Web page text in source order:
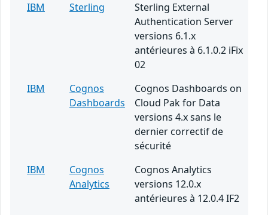
IBM
Sterling
Sterling External
Authentication Server
versions 6.1.x
antérieures à 6.1.0.2 iFix
02
IBM
Cognos
Dashboards
Cognos Dashboards on
Cloud Pak for Data
versions 4.x sans le
dernier correctif de
sécurité
IBM
Cognos
Analytics
Cognos Analytics
versions 12.0.x
antérieures à 12.0.4 IF2